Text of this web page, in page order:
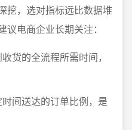
挖，选对指标远比数据堆
电商企业长期关注：
货的全流程所需时间，
间送达的订单比例，是